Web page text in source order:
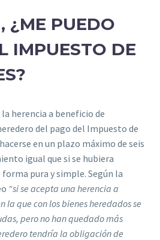
¿ME PUEDO
IMPUESTO DE
herencia a beneficio de
del pago del Impuesto de
en un plazo máximo de seis
igual que si se hubiera
pura y simple. Según la
“si se acepta una herencia a
la que con los bienes heredados se
pero no han quedado más
tendría la obligación de